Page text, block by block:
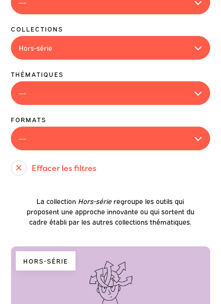
COLLECTIONS
THÉMATIQUES
FORMATS
Effacer les filtres
La collection Hors-sérieregroupe les outils qui
proposent une approche innovante ou qui sortent du
cadre établi par les autres collections thématiques.
HORS-SÉRIE